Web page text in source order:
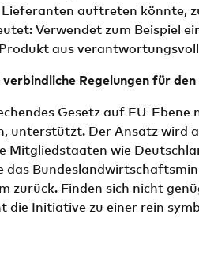
auftreten könnte,
Verwendet zum Beispiel
aus
Regelungen für
Gesetz auf EU-
unterstützt. Der Ansatz wird
Mitgliedstaaten wie
das
zurück. Finden sich nicht
die Initiative zu einer rein